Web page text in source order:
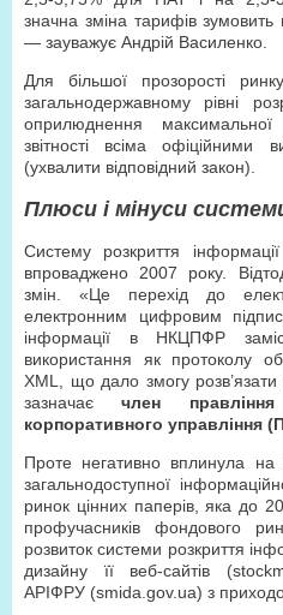
значна зміна тарифів зумовить
— зауважує Андрій Василенко.
Для більшої прозорості
загальнодержавному рівні
оприлюднення максимальної
звітності всіма офіційними
(ухвалити відповідний закон).
Плюси і мінуси
Систему розкриття
впроваджено 2007 року.
змін. «Це перехід до
електронним цифровим
інформації в НКЦПФР
використання як протоколу
XML, що дало змогу
зазначаєчлен правління
корпоративного управління
Проте негативно вплинула на
загальнодоступної
ринок цінних паперів, яка до
профучасників фондового
розвиток системи розкриття
дизайну її веб-сайтів
АРІФРУ (smida.gov.ua) з